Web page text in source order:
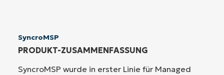
SyncroMSP
PRODUKT-ZUSAMMENFASSUNG
SyncroMSP wurde in erster Linie für Managed